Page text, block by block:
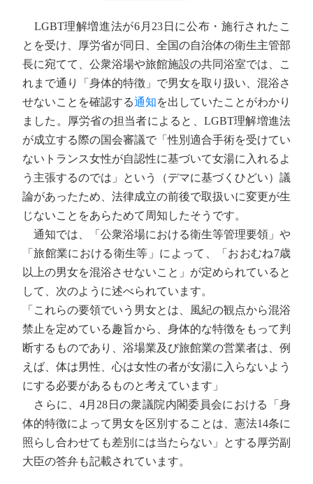
LGBT理解増進法が6月23日に公布・施行されたこ
とを受け、厚労省が同日、全国の自治体の衛生主管部
長に宛てて、公衆浴場や旅館施設の共同浴室では、こ
れまで通り「身体的特徴」で男女を取り扱い、混浴さ
せないことを確認する通知を出していたことがわかり
ました。厚労省の担当者によると、LGBT理解増進法
が成立する際の国会審議で「性別適合手術を受けてい
ないトランス女性が自認性に基づいて女湯に入れるよ
う主張するのでは」という（デマに基づくひどい）議
論があったため、法律成立の前後で取扱いに変更が生
じないことをあらためて周知したそうです。
通知では、「公衆浴場における衛生等管理要領」や
「旅館業における衛生等」によって、「おおむね7歳
以上の男女を混浴させないこと」が定められていると
して、次のように述べられています。
「これらの要領でいう男女とは、風紀の観点から混浴
禁止を定めている趣旨から、身体的な特徴をもって判
断するものであり、浴場業及び旅館業の営業者は、例
えば、体は男性、心は女性の者が女湯に入らないよう
にする必要があるものと考えています」
さらに、4月28日の衆議院内閣委員会における「身
体的特徴によって男女を区別することは、憲法14条に
照らし合わせても差別には当たらない」とする厚労副
大臣の答弁も記載されています。